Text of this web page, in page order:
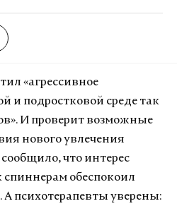
«агрессивное
и подростковой среде так
И проверит возможные
нового увлечения
что интерес
обеспокоил
А психотерапевты уверены: